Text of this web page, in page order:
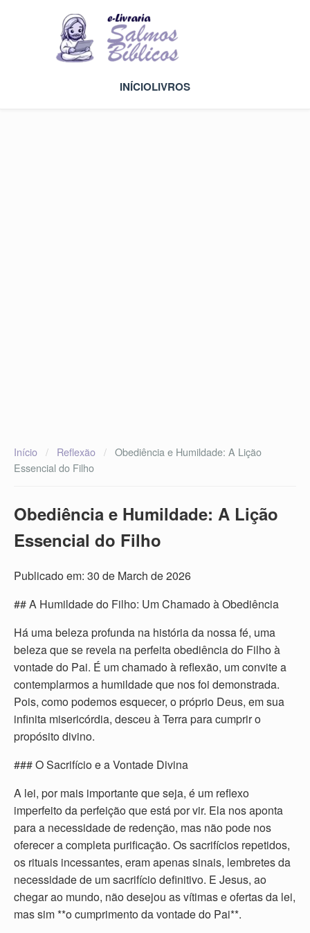
INÍCIOLIVROS
Início / Reflexão / Obediência e Humildade: A Lição
Essencial do Filho
Obediência e Humildade: A Lição
Essencial do Filho
Publicado em: 30 de March de 2026
## A Humildade do Filho: Um Chamado à Obediência
Há uma beleza profunda na história da nossa fé, uma
beleza que se revela na perfeita obediência do Filho à
vontade do Pai. É um chamado à reflexão, um convite a
contemplarmos a humildade que nos foi demonstrada.
Pois, como podemos esquecer, o próprio Deus, em sua
infinita misericórdia, desceu à Terra para cumprir o
propósito divino.
### O Sacrifício e a Vontade Divina
A lei, por mais importante que seja, é um reflexo
imperfeito da perfeição que está por vir. Ela nos aponta
para a necessidade de redenção, mas não pode nos
oferecer a completa purificação. Os sacrifícios repetidos,
os rituais incessantes, eram apenas sinais, lembretes da
necessidade de um sacrifício definitivo. E Jesus, ao
chegar ao mundo, não desejou as vítimas e ofertas da lei,
mas sim **o cumprimento da vontade do Pai**.